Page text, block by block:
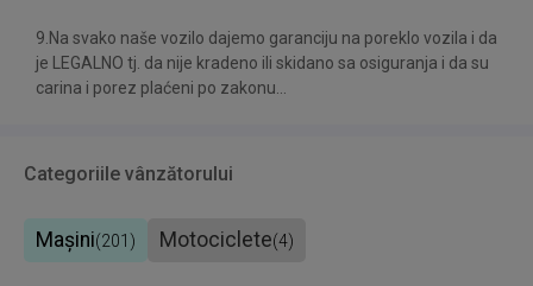
9.Na svako naše vozilo dajemo garanciju na poreklo vozila i da
je LEGALNO tj. da nije kradeno ili skidano sa osiguranja i da su
carina i porez plaćeni po zakonu...
Categoriile vânzătorului
Mașini(201) Motociclete(4)